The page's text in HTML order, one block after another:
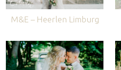
M&E – Heerlen Limburg